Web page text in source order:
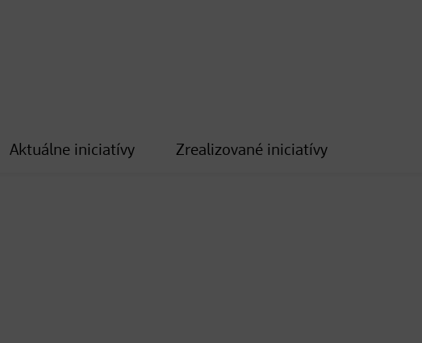
Aktuálne iniciatívy Zrealizované iniciatívy